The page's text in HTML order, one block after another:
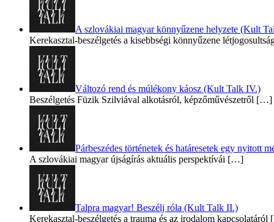
A szlovákiai magyar könnyűzene helyzete (Kult
Kerekasztal-beszélgetés a kisebbségi könnyűzene
Változó rend és múlékony káosz (Kult Talk IV.)
Beszélgetés Füzik Szilviával alkotásról, képzőművészetről […]
Párbeszédes történetek és határesetek egy nyitott
A szlovákiai magyar újságírás aktuális perspektívái […]
Talpra magyar! Beszélj róla (Kult Talk II.)
Kerekasztal-beszélgetés a trauma és az irodalom kapcsolatáról